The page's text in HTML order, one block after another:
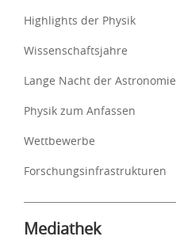
Highlights der Physik
Wissenschaftsjahre
Lange Nacht der Astronomie
Physik zum Anfassen
Wettbewerbe
Forschungsinfrastrukturen
Mediathek